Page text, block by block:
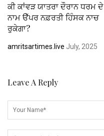
ਕੀ ਕਾਂਵੜ ਯਾਤਰਾ ਦੌਰਾਨ ਧਰਮ ਦੇ
ਨਾਮ ੳੱਪਰ ਨਫ਼ਰਤੀ ਹਿੰਸਕ ਨਾਚ
ਰੁਕੇਗਾ?
amritsartimes.live July, 2025
Leave A Reply